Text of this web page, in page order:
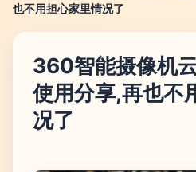
也不用担心家里情况了
360智能摄像机
使用分享,再也不
况了